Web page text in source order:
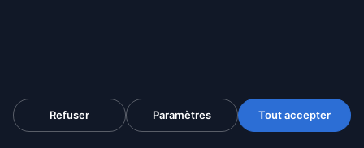
capture_video.webm
— Vidéo du processus de
capture(si activé)
Refuser Paramètres Tout accepter